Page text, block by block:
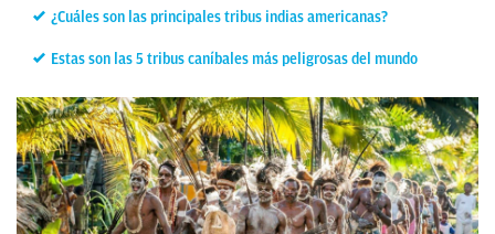
¿Cuáles son las principales tribus indias americanas?
Estas son las 5 tribus caníbales más peligrosas del mundo